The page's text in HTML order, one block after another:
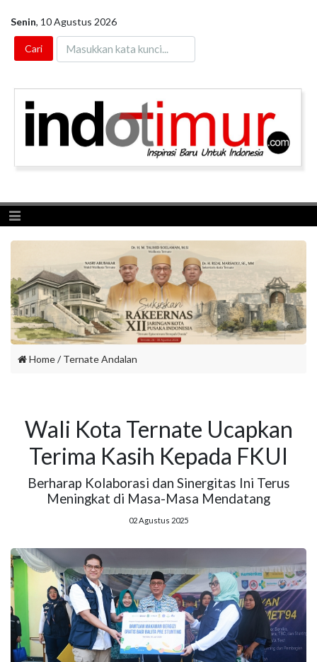
Senin, 10 Agustus 2026
Toggle navigation
Home/Ternate Andalan
Wali Kota Ternate Ucapkan
Terima Kasih Kepada FKUI
Berharap Kolaborasi dan Sinergitas Ini Terus
Meningkat di Masa-Masa Mendatang
02 Agustus 2025